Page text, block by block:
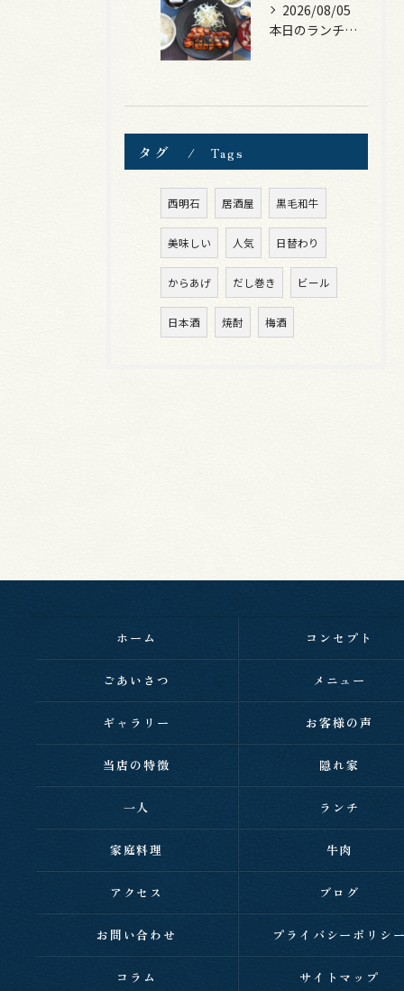
2026/08/05
本日のランチは、ロース豚カツ梅はさみ！
タグ Tags
西明石 居酒屋 黒毛和牛
美味しい 人気 日替わり
からあげ だし巻き ビール
日本酒 焼酎 梅酒
ホーム コンセプト
ごあいさつ メニュー
ギャラリー お客様の声
当店の特徴 隠れ家
一人 ランチ
家庭料理 牛肉
アクセス ブログ
お問い合わせ プライバシーポリシ
コラム サイトマップ